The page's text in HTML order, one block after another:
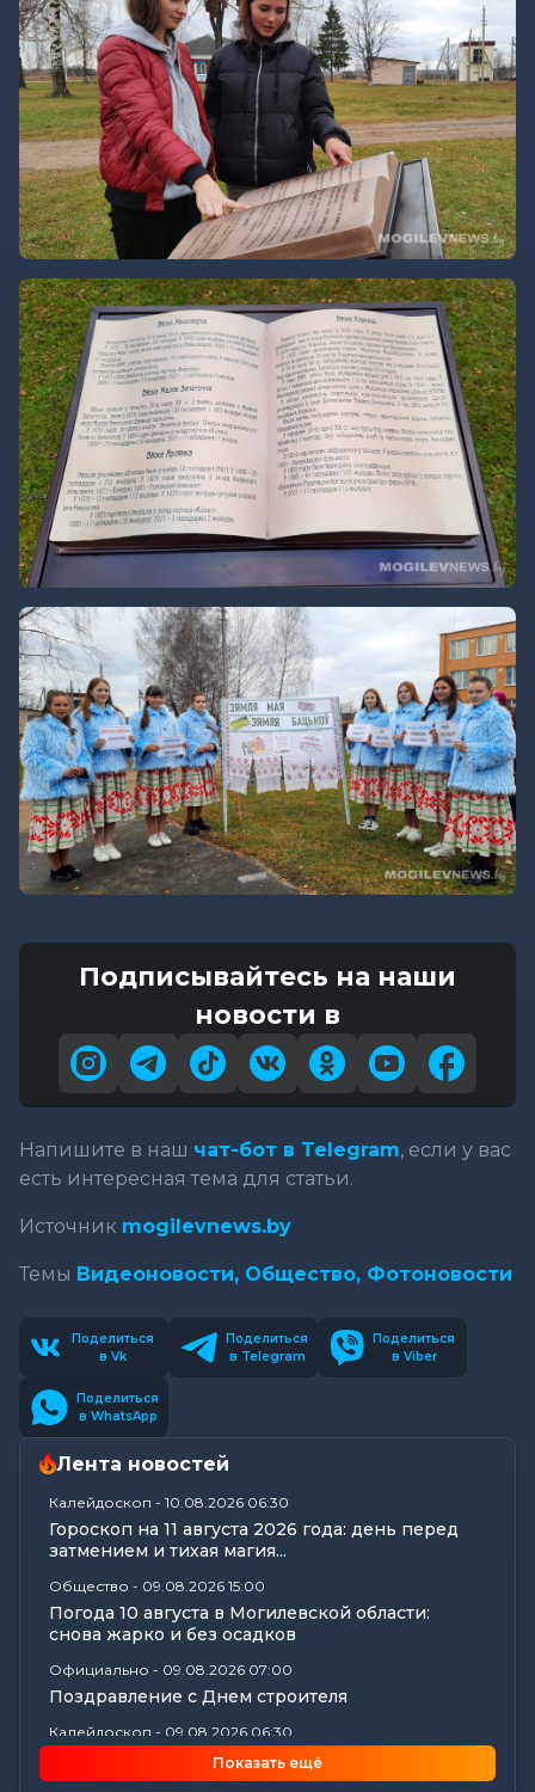
Подписывайтесь на наши
новости в
Напишите в наш чат-бот в Telegram, если у вас
есть интересная тема для статьи.
Источник mogilevnews.by
Темы Видеоновости, Общество, Фотоновости
Поделиться
в Vk
Поделиться
в Telegram
Поделиться
в Viber
Поделиться
в WhatsApp
Лента новостей
Калейдоскоп - 10.08.2026 06:30
Гороскоп на 11 августа 2026 года: день перед
затмением и тихая магия...
Общество - 09.08.2026 15:00
Погода 10 августа в Могилевской области:
снова жарко и без осадков
Официально - 09.08.2026 07:00
Поздравление с Днем строителя
Калейдоскоп - 09.08.2026 06:30
Что приготовили звезды на 10 августа? Полный
астропрогноз для каждого...
Показать ещё